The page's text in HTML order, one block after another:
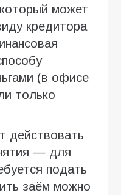
может
кредитора
(в офисе
только
действовать
— для
подать
заём можно